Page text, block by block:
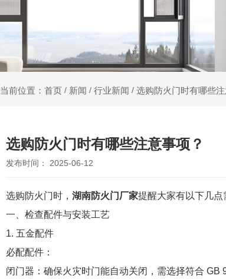
当前位置：首页 / 新闻 / 行业新闻 / 选购防火门时有哪些注
选购防火门时有哪些注意事项？
发布时间： 2025-06-12
选购防火门时， 湖南防火门厂家提醒大家有以下几点
一、检查配件与安装工艺
1. 五金配件
必配配件：
闭门器：确保火灾时门能自动关闭，需选择符合 GB